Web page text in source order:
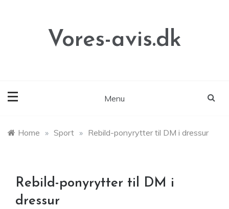
Vores-avis.dk
Menu
Home » Sport » Rebild-ponyrytter til DM i dressur
Rebild-ponyrytter til DM i
dressur